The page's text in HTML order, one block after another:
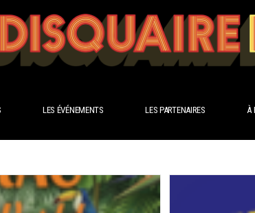
LES ÉVÉNEMENTS LES PARTENAIRES À